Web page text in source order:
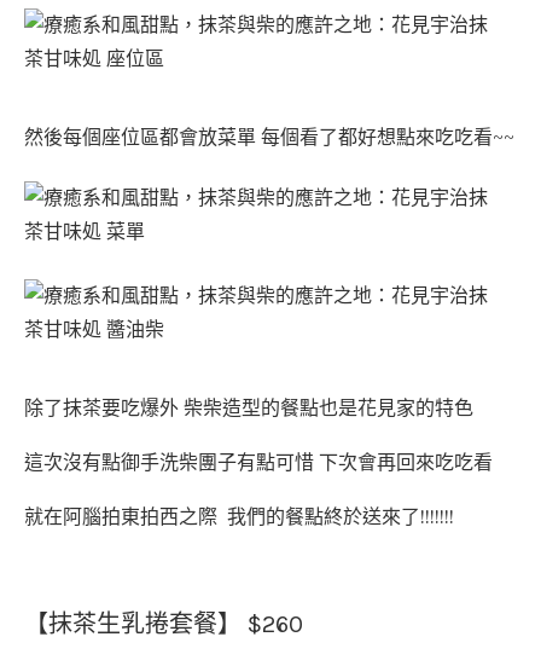
然後每個座位區都會放菜單 每個看了都好想點來吃吃看~~
除了抹茶要吃爆外 柴柴造型的餐點也是花見家的特色
這次沒有點御手洗柴團子有點可惜 下次會再回來吃吃看
就在阿腦拍東拍西之際 我們的餐點終於送來了!!!!!!!
【抹茶生乳捲套餐】 $260